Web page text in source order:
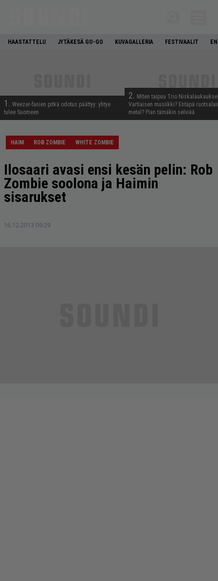
HAASTATTELU JYTÄKESÄ GO-GO KUVAGALLERIA FESTIVAALIT
1. Weezer-fanien pitkä odotus päättyy: yhtye
tulee Suomeen
2. Miten taipuu Trio
Vartiaisen musiikki? Entäpä
metal? Pian tämäkin selviää
HAIM ROB ZOMBIE WHITE ZOMBIE
Ilosaari avasi ensi kesän pelin: Rob
Zombie soolona ja Haimin
sisarukset
16.12.2013 09:29